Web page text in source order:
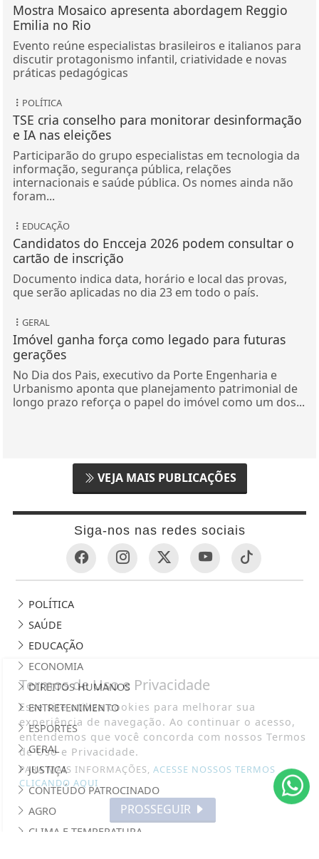
Mostra Mosaico apresenta abordagem Reggio
Emilia no Rio
Evento reúne especialistas brasileiros e italianos para
discutir protagonismo infantil, criatividade e novas
práticas pedagógicas
POLÍTICA
TSE cria conselho para monitorar desinformação
e IA nas eleições
Participarão do grupo especialistas em tecnologia da
informação, segurança pública, relações
internacionais e saúde pública. Os nomes ainda não
foram...
EDUCAÇÃO
Candidatos do Encceja 2026 podem consultar o
cartão de inscrição
Documento indica data, horário e local das provas,
que serão aplicadas no dia 23 em todo o país.
GERAL
Imóvel ganha força como legado para futuras
gerações
No Dia dos Pais, executivo da Porte Engenharia e
Urbanismo aponta que planejamento patrimonial de
longo prazo reforça o papel do imóvel como um dos...
VEJA MAIS PUBLICAÇÕES
Siga-nos nas redes sociais
POLÍTICA
SAÚDE
EDUCAÇÃO
ECONOMIA
DIREITOS HUMANOS
ENTRETENIMENTO
ESPORTES
GERAL
JUSTIÇA
CONTEÚDO PATROCINADO
AGRO
CLIMA E TEMPERATURA
Termos de Uso e Privacidade
Esse site utiliza cookies para melhorar sua
experiência de navegação. Ao continuar o acesso,
entendemos que você concorda com nossos Termos
de Uso e Privacidade.
PARA MAIS INFORMAÇÕES, ACESSE NOSSOS TERMOS
CLICANDO AQUI
PROSSEGUIR